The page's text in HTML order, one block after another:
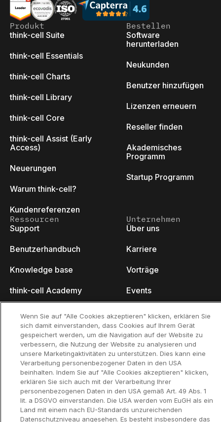
Produkt
think-cell Suite
think-cell Essentials
think-cell Charts
think-cell Library
think-cell Core
think-cell Assist (Early
Access)
Neuerungen
Warum think-cell?
Kundenreferenzen
Bestellen
Software
herunterladen
Neukunden
Benutzer hinzufügen
Lizenzen erneuern
Reseller finden
Akademisches
Programm
Startup Programm
Ressourcen
Support
Benutzerhandbuch
Knowledge base
think-cell Academy
Content Hub
Webinare
Unternehmen
Über uns
Karriere
Vorträge
Events
Kontakt
©2002-2026 think-cell Software GmbH
Datenschutzerklär
ung
Kontaktinformationen und rechtlicher
Hinweis
Wenn Sie auf "Alle Cookies akzeptieren" klicken, erklären Sie
sich damit einverstanden, dass Cookies auf Ihrem Gerät
gespeichert werden, um die Navigation auf der Website zu
verbessern, die Nutzung der Website zu analysieren und
unsere Marketingaktivitäten zu unterstützen. Dies kann eine
Verarbeitung personenbezogener Daten in den USA
beinhalten. Indem Sie auf "Alle Cookies akzeptieren" klicken,
erklären Sie sich auch mit der Verarbeitung Ihrer
personenbezogenen Daten in den USA gemäß Art. 49 Abs. 1
lit. a DSGVO einverstanden. Die USA werden vom EuGH als ein
Land mit einem nach EU-Standards unzureichenden
Datenschutzniveau angesehen. Es besteht insbesondere das